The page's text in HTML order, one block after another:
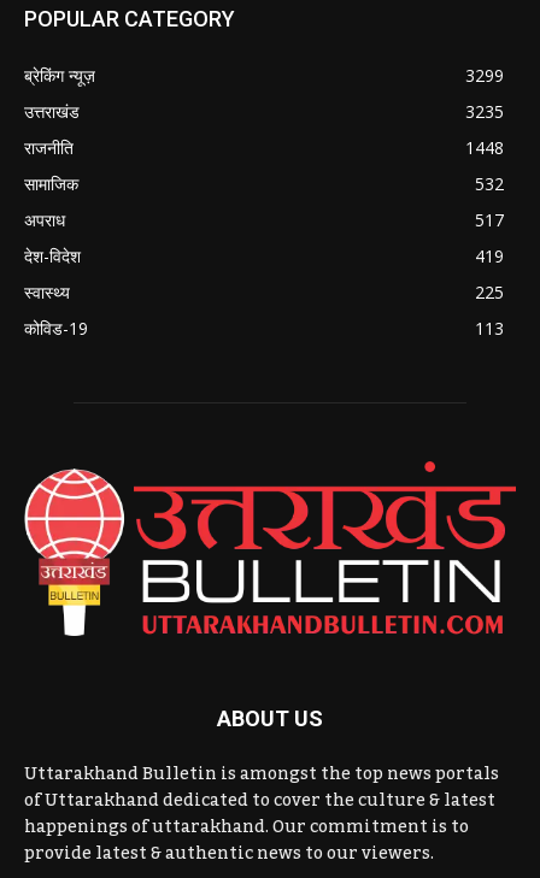
POPULAR CATEGORY
ब्रेकिंग न्यूज़
3299
उत्तराखंड
3235
राजनीति
1448
सामाजिक
532
अपराध
517
देश-विदेश
419
स्वास्थ्य
225
कोविड-19
113
ABOUT US
Uttarakhand Bulletin is amongst the top news portals
of Uttarakhand dedicated to cover the culture & latest
happenings of uttarakhand. Our commitment is to
provide latest & authentic news to our viewers.